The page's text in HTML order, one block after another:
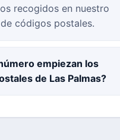
recogidos en nuestro
códigos postales.
empiezan los
de Las Palmas?